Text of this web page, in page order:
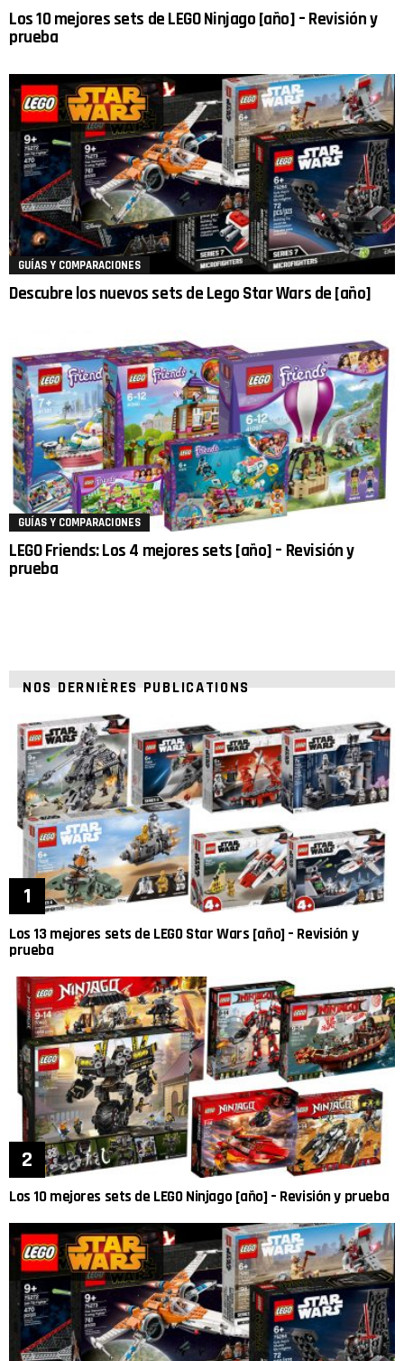
Los 10 mejores sets de LEGO Ninjago [año] – Revisión y
prueba
GUÍAS Y COMPARACIONES
Descubre los nuevos sets de Lego Star Wars de [año]
GUÍAS Y COMPARACIONES
LEGO Friends: Los 4 mejores sets [año] – Revisión y
prueba
NOS DERNIÈRES PUBLICATIONS
Los 13 mejores sets de LEGO Star Wars [año] – Revisión y
prueba
Los 10 mejores sets de LEGO Ninjago [año] – Revisión y prueba